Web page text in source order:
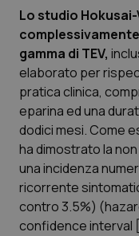
Abruzzo
Basilicata
Calabria
Campania
Emilia-
Friuli Venezia
QS Pro Gold
Artrite &
Asma & BPCO
Car-T
Colesterolo
Dermatite
QS Club
Lo studio
gamma di TEV,
elaborato per
pratica clinica,
eparina ed una
dodici mesi. Come
ha dimostrato la
una incidenza
ricorrente
contro 3.5%)
confidence interval